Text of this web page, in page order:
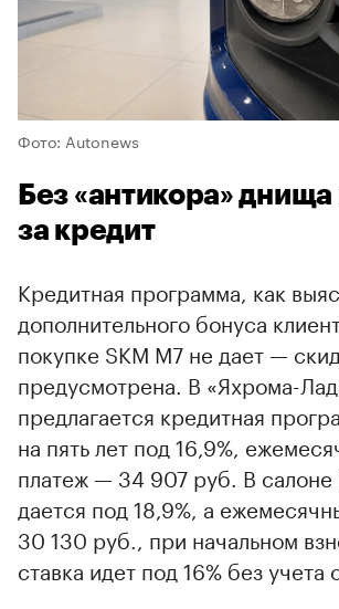
Фото: Autonews
Без «антикора»
за кредит
Кредитная программа, как
дополнительного бонуса
покупке SKM M7 не дает —
предусмотрена. В «Яхрома-
предлагается кредитная
на пять лет под 16,9%,
платеж — 34 907 руб. В салоне
дается под 18,9%, а
30 130 руб., при начальном
ставка идет под 16% без учета